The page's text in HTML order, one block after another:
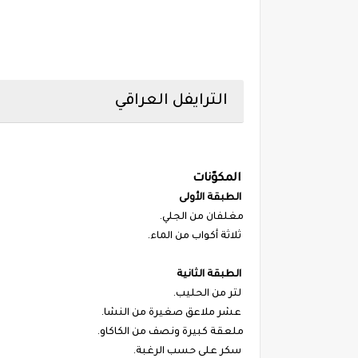
الترايفل العراقي
المكوّنات
الطبقة الأولى
مغلفان من الجلي.
ثلاثة أكواب من الماء.
الطبقة الثانية
لتر من الحليب.
عشر ملاعق صغيرة من النشا.
ملعقة كبيرة ونصف من الكاكاو.
سكر على حسب الرغبة.